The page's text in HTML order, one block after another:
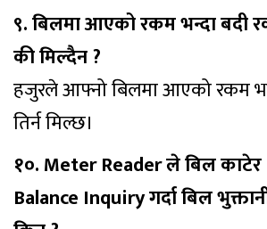
९. बिलमा आएको रकम भन्दा बदी
की मिल्दैन ?
हजुरले आफ्नो बिलमा आएको रकम
तिर्न मिल्छ।
१०. Meter Reader ले बिल
Balance Inquiry गर्दा बिल